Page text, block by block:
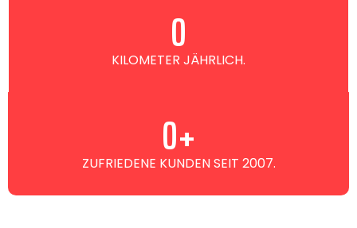
KILOMETER JÄHRLICH.
0
ZUFRIEDENE KUNDEN SEIT 2007.
0+